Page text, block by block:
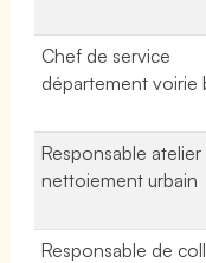
Chef de service
département voirie
Responsable atelier
nettoiement urbain
Responsable de